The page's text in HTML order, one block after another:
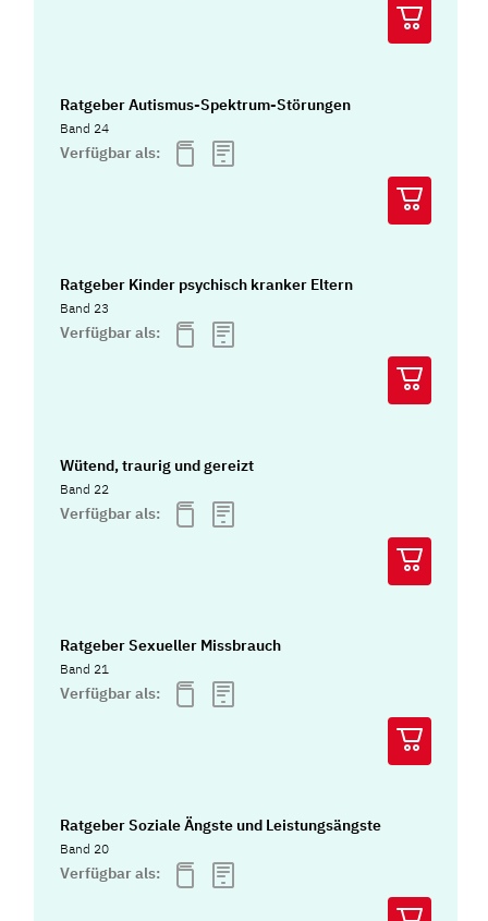
Ratgeber Autismus-Spektrum-Störungen
Band 24
Verfügbar als:
Ratgeber Kinder psychisch kranker Eltern
Band 23
Verfügbar als:
Wütend, traurig und gereizt
Band 22
Verfügbar als:
Ratgeber Sexueller Missbrauch
Band 21
Verfügbar als:
Ratgeber Soziale Ängste und Leistungsängste
Band 20
Verfügbar als: